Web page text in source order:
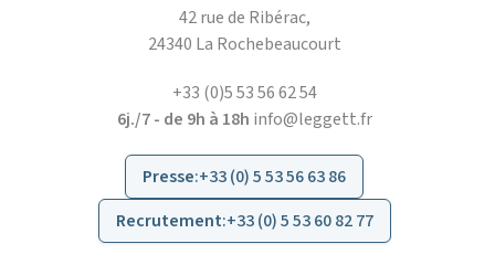
42 rue de Ribérac,
24340 La Rochebeaucourt
+33 (0)5 53 56 62 54
6j./7 - de 9h à 18h info@leggett.fr
Presse:+33 (0) 5 53 56 63 86
Recrutement:+33 (0) 5 53 60 82 77